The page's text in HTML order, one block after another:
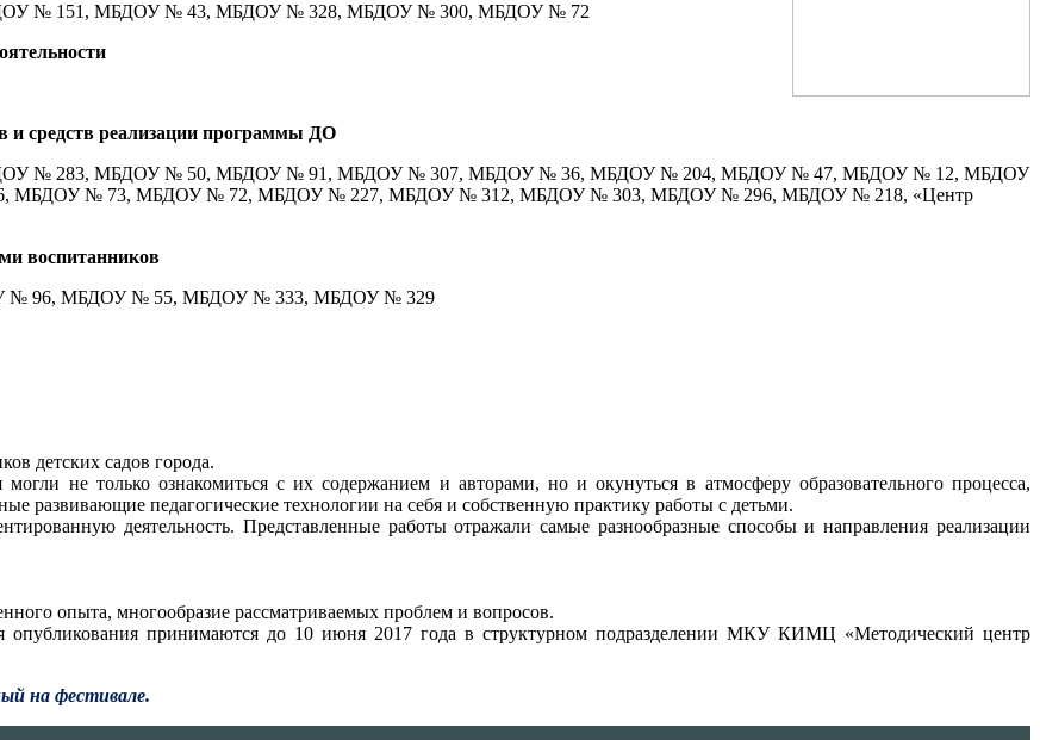
№ 151, МБДОУ № 43, МБДОУ № 328, МБДОУ № 300, МБДОУ № 72
и средств реализации программы ДО
№ 283, МБДОУ № 50, МБДОУ № 91, МБДОУ № 307, МБДОУ № 36, МБДОУ № 204, МБДОУ № 47, МБДОУ № 12, МБДОУ
№ 73, МБДОУ № 72, МБДОУ № 227, МБДОУ № 312, МБДОУ № 303, МБДОУ № 296, МБДОУ № 218, «Центр
воспитанников
96, МБДОУ № 55, МБДОУ № 333, МБДОУ № 329
детских садов города.
не только ознакомиться с их содержанием и авторами, но и окунуться в атмосферу образовательного процесса,
развивающие педагогические технологии на себя и собственную практику работы с детьми.
деятельность. Представленные работы отражали самые разнообразные способы и направления реализации
опыта, многообразие рассматриваемых проблем и вопросов.
опубликования принимаются до 10 июня 2017 года в структурном подразделении МКУ КИМЦ «Методический центр
на фестивале.